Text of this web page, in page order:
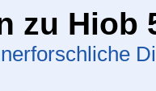
zu Hiob